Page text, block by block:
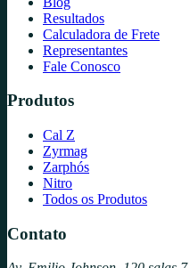
Resultados
Calculadora de Frete
Representantes
Fale Conosco
Produtos
Cal Z
Zyrmag
Zarphós
Nitro
Todos os Produtos
Contato